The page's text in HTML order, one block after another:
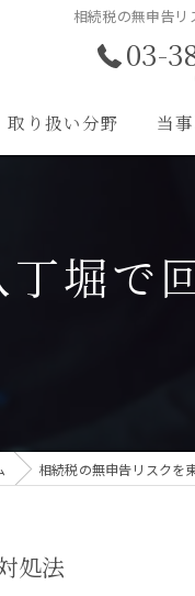
相続税の無申告
03-
取り扱い分野
相続問題
当
刑
堀で
相続税の無申告リスクを
処法